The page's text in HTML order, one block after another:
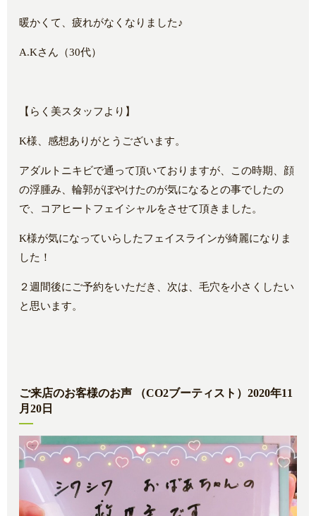
暖かくて、疲れがなくなりました♪
A.Kさん（30代）
【らく美スタッフより】
K様、感想ありがとうございます。
アダルトニキビで通って頂いておりますが、この時期、顔
の浮腫み、輪郭がぼやけたのが気になるとの事でしたの
で、コアヒートフェイシャルをさせて頂きました。
K様が気になっていらしたフェイスラインが綺麗になりま
した！
２週間後にご予約をいただき、次は、毛穴を小さくしたい
と思います。
ご来店のお客様のお声 （CO2ブーティスト）2020年11
月20日